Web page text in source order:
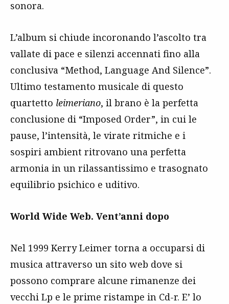
sonora.
L’album si chiude incoronando l’ascolto tra
vallate di pace e silenzi accennati fino alla
conclusiva “Method, Language And Silence”.
Ultimo testamento musicale di questo
quartetto leimeriano, il brano è la perfetta
conclusione di “Imposed Order”, in cui le
pause, l’intensità, le virate ritmiche e i
sospiri ambient ritrovano una perfetta
armonia in un rilassantissimo e trasognato
equilibrio psichico e uditivo.
World Wide Web. Vent’anni dopo
Nel 1999 Kerry Leimer torna a occuparsi di
musica attraverso un sito web dove si
possono comprare alcune rimanenze dei
vecchi Lp e le prime ristampe in Cd-r. E’ lo